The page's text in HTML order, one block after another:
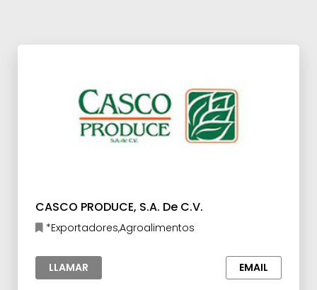
CASCO PRODUCE, S.A. De C.V.
*Exportadores,Agroalimentos
LLAMAR EMAIL